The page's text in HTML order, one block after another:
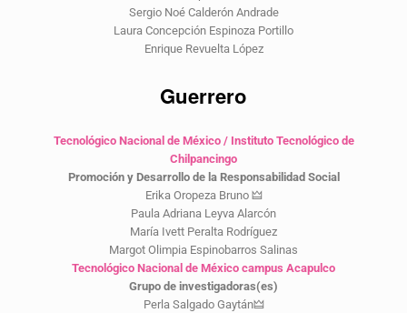
Sergio Noé Calderón Andrade
Laura Concepción Espinoza Portillo
Enrique Revuelta López
Guerrero
Tecnológico Nacional de México / Instituto Tecnológico de
Chilpancingo
Promoción y Desarrollo de la Responsabilidad Social
Erika Oropeza Bruno 🜲
Paula Adriana Leyva Alarcón
María Ivett Peralta Rodríguez
Margot Olimpia Espinobarros Salinas
Tecnológico Nacional de México campus Acapulco
Grupo de investigadoras(es)
Perla Salgado Gaytán🜲